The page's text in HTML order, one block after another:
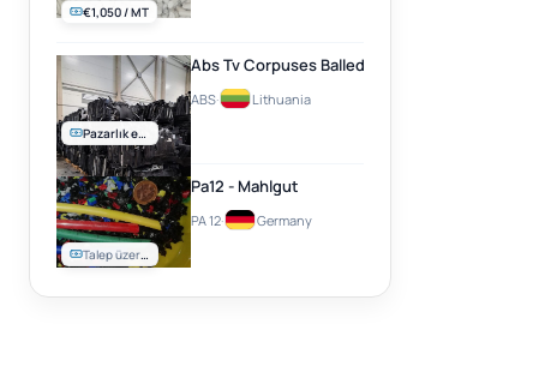
€1,050 / MT
Pazarlık edilebilir
Abs Tv Corpuses Balled
ABS· Lithuania
Talep üzerine
Pa12 - Mahlgut
PA 12· Germany